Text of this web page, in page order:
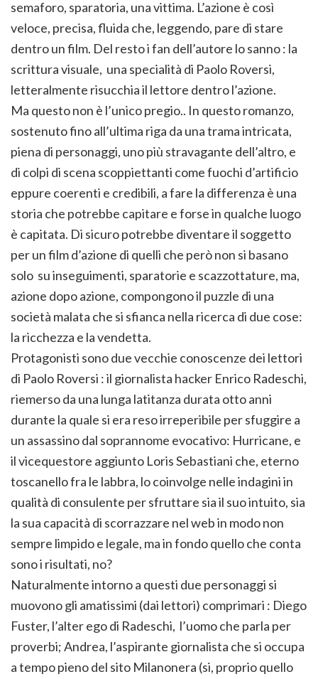
semaforo, sparatoria, una vittima. L’azione è così
veloce, precisa, fluida che, leggendo, pare di stare
dentro un film. Del resto i fan dell’autore lo sanno : la
scrittura visuale, una specialità di Paolo Roversi,
letteralmente risucchia il lettore dentro l’azione.
Ma questo non è l’unico pregio.. In questo romanzo,
sostenuto fino all’ultima riga da una trama intricata,
piena di personaggi, uno più stravagante dell’altro, e
di colpi di scena scoppiettanti come fuochi d’artificio
eppure coerenti e credibili, a fare la differenza è una
storia che potrebbe capitare e forse in qualche luogo
è capitata. Di sicuro potrebbe diventare il soggetto
per un film d’azione di quelli che però non si basano
solo su inseguimenti, sparatorie e scazzottature, ma,
azione dopo azione, compongono il puzzle di una
società malata che si sfianca nella ricerca di due cose:
la ricchezza e la vendetta.
Protagonisti sono due vecchie conoscenze dei lettori
di Paolo Roversi : il giornalista hacker Enrico Radeschi,
riemerso da una lunga latitanza durata otto anni
durante la quale si era reso irreperibile per sfuggire a
un assassino dal soprannome evocativo: Hurricane, e
il vicequestore aggiunto Loris Sebastiani che, eterno
toscanello fra le labbra, lo coinvolge nelle indagini in
qualità di consulente per sfruttare sia il suo intuito, sia
la sua capacità di scorrazzare nel web in modo non
sempre limpido e legale, ma in fondo quello che conta
sono i risultati, no?
Naturalmente intorno a questi due personaggi si
muovono gli amatissimi (dai lettori) comprimari : Diego
Fuster, l’alter ego di Radeschi, l’uomo che parla per
proverbi; Andrea, l’aspirante giornalista che si occupa
a tempo pieno del sito Milanonera (si, proprio quello